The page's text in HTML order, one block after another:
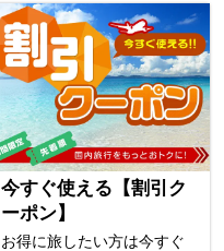
今すぐ使える【割引ク
ーポン】
お得に旅したい方は今すぐ